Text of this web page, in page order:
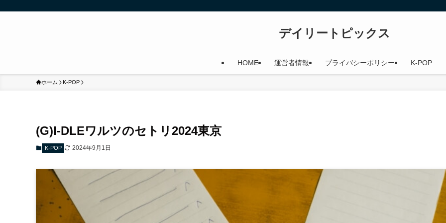
デイリートピックス
HOME 運営者情報 プライバシーポリシー K-POP
ホーム K-POP
(G)I-DLEワルツのセトリ2024東京
K-POP 2024年9月1日